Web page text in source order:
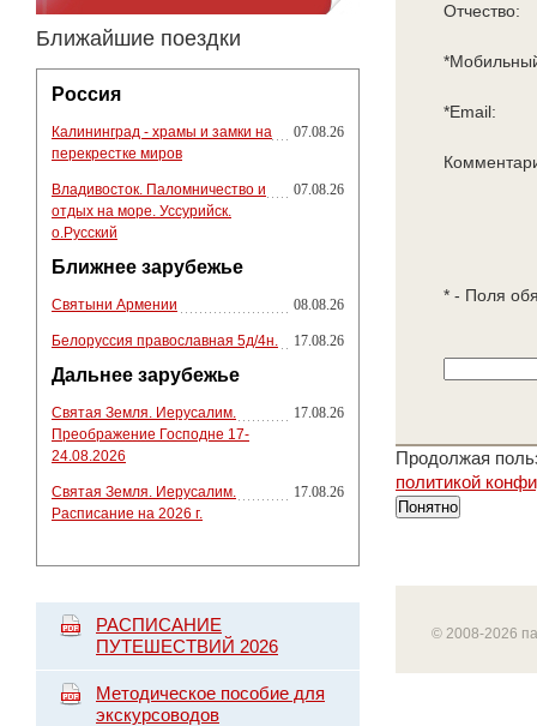
Ближайшие поездки
Россия
Калининград - храмы и замки на
перекрестке миров
07.08.26
Владивосток. Паломничество и
отдых на море. Уссурийск.
о.Русский
07.08.26
Ближнее зарубежье
Святыни Армении 08.08.26
Белоруссия православная 5д/4н. 17.08.26
Дальнее зарубежье
Святая Земля. Иерусалим.
Преображение Господне 17-
24.08.2026
17.08.26
Святая Земля. Иерусалим.
Расписание на 2026 г.
17.08.26
РАСПИСАНИЕ
ПУТЕШЕСТВИЙ 2026
Методическое пособие для
экскурсоводов
Отчество:
*Email:
* - Поля
Продолжая
политикой
Понятно
© 2008-2026